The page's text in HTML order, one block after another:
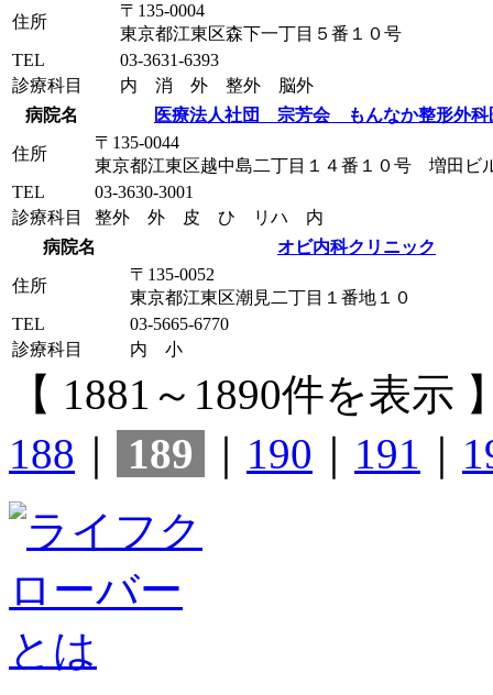
住所
〒135-0004
東京都江東区森下一丁目５番１０号
TEL
03-3631-6393
診療科目
内 消 外 整外 脳外
病院名
医療法人社団 宗芳会 もんなか整形外科
住所
〒135-0044
東京都江東区越中島二丁目１４番１０号 増田ビ
TEL
03-3630-3001
診療科目
整外 外 皮 ひ リハ 内
病院名
オビ内科クリニック
住所
〒135-0052
東京都江東区潮見二丁目１番地１０
TEL
03-5665-6770
診療科目
内 小
【 1881～1890件を表示
188
189 190 191